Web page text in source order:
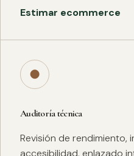
Estimar ecommerce
●
Auditoría técnica
Revisión de rendimiento,